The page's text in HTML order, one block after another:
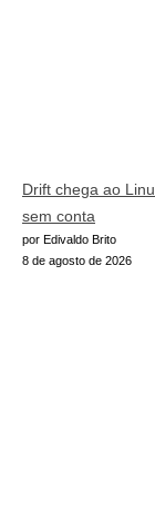
Drift chega ao
sem conta
por Edivaldo Brito
8 de agosto de 2026